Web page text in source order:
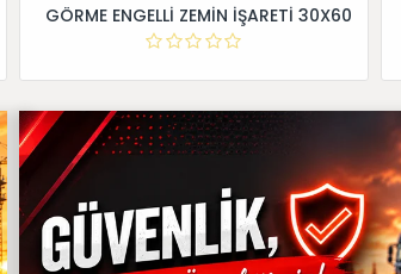
GÖRME ENGELLİ ZEMİN İŞARETİ 30X60